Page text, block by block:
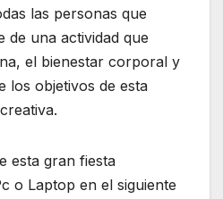
las personas que
una actividad que
el bienestar corporal y
los objetivos de esta
esta gran fiesta
o Laptop en el siguiente